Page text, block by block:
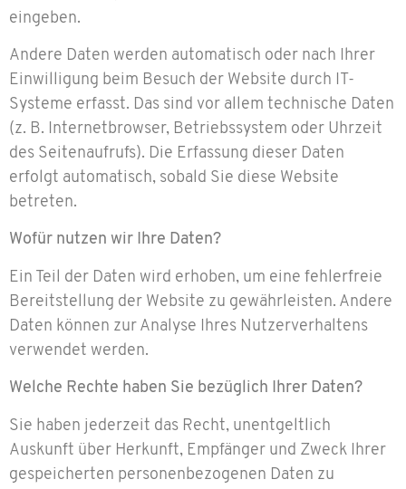
eingeben.
Andere Daten werden automatisch oder nach Ihrer
Einwilligung beim Besuch der Website durch IT-
Systeme erfasst. Das sind vor allem technische Daten
(z. B. Internetbrowser, Betriebssystem oder Uhrzeit
des Seitenaufrufs). Die Erfassung dieser Daten
erfolgt automatisch, sobald Sie diese Website
betreten.
Wofür nutzen wir Ihre Daten?
Ein Teil der Daten wird erhoben, um eine fehlerfreie
Bereitstellung der Website zu gewährleisten. Andere
Daten können zur Analyse Ihres Nutzerverhaltens
verwendet werden.
Welche Rechte haben Sie bezüglich Ihrer Daten?
Sie haben jederzeit das Recht, unentgeltlich
Auskunft über Herkunft, Empfänger und Zweck Ihrer
gespeicherten personenbezogenen Daten zu